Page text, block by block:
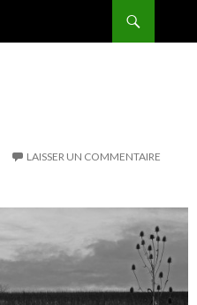
LAISSER UN COMMENTAIRE